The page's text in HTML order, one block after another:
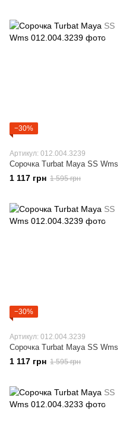
−30%
Артикул: 012.004.3239
Сорочка Turbat Maya SS Wms
1 117 грн 1 595 грн
−30%
Артикул: 012.004.3239
Сорочка Turbat Maya SS Wms
1 117 грн 1 595 грн